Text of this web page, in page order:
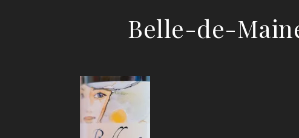
Belle-de-